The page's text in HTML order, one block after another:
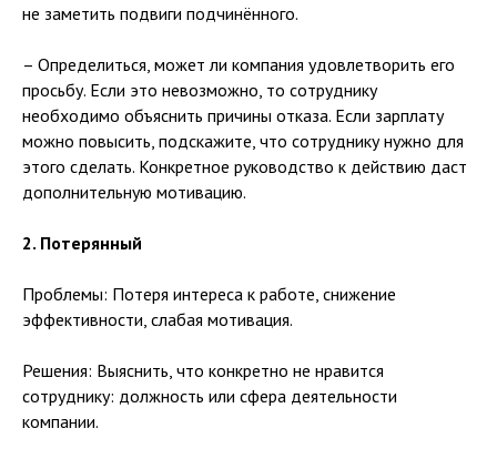
не заметить подвиги подчинённого.
– Определиться, может ли компания удовлетворить его
просьбу. Если это невозможно, то сотруднику
необходимо объяснить причины отказа. Если зарплату
можно повысить, подскажите, что сотруднику нужно для
этого сделать. Конкретное руководство к действию даст
дополнительную мотивацию.
2. Потерянный
Проблемы: Потеря интереса к работе, снижение
эффективности, слабая мотивация.
Решения: Выяснить, что конкретно не нравится
сотруднику: должность или сфера деятельности
компании.